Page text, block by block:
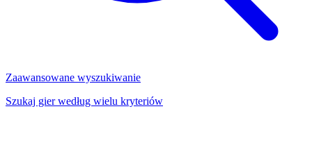
Zaawansowane wyszukiwanie
Szukaj gier według wielu kryteriów